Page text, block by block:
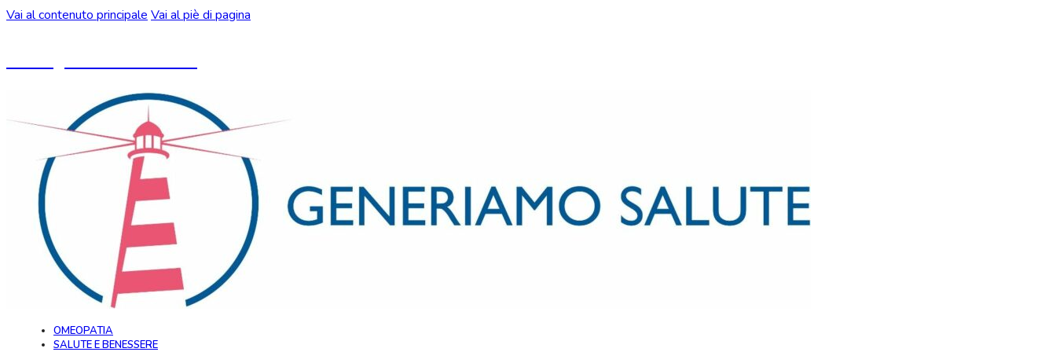
Vai al contenuto principale Vai al piè di pagina
OMEOPATIA
SALUTE E BENESSERE